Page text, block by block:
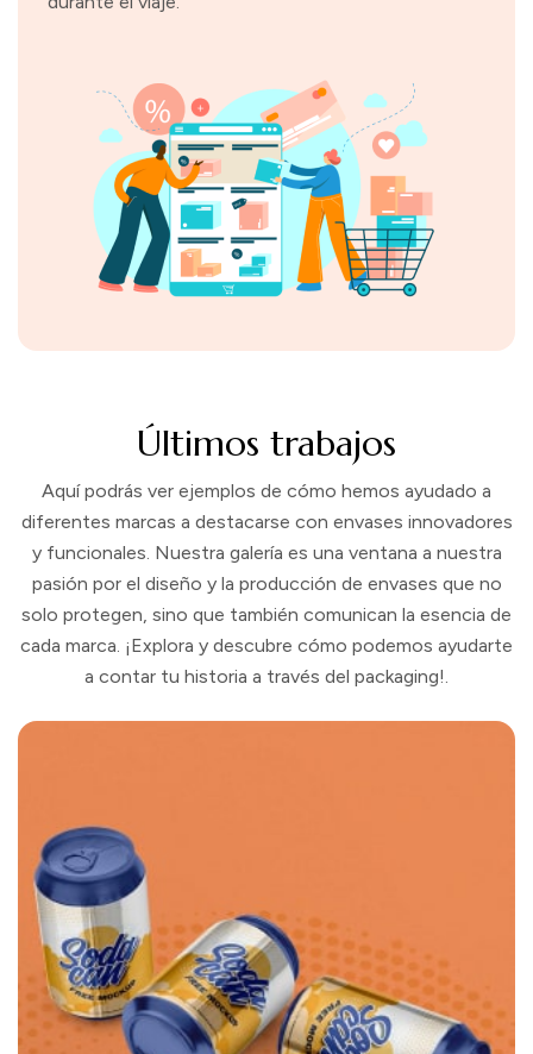
Últimos trabajos
Aquí podrás ver ejemplos de cómo hemos ayudado a
diferentes marcas a destacarse con envases innovadores
y funcionales. Nuestra galería es una ventana a nuestra
pasión por el diseño y la producción de envases que no
solo protegen, sino que también comunican la esencia de
cada marca. ¡Explora y descubre cómo podemos ayudarte
a contar tu historia a través del packaging!.